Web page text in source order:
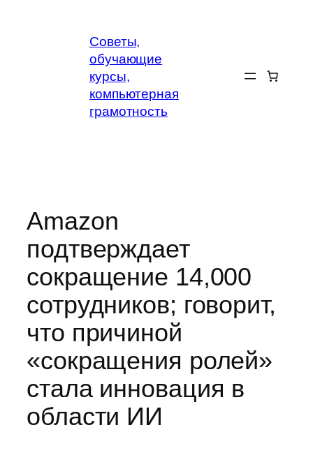
содержимомуСоветы,
обучающие
курсы,
компьютерная
грамотность
Amazon
подтверждает
сокращение 14,000
сотрудников; говорит,
что причиной
«сокращения ролей»
стала инновация в
области ИИ